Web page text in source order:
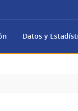
Datos y